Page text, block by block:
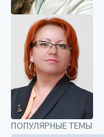
ПОПУЛЯРНЫЕ ТЕМЫ